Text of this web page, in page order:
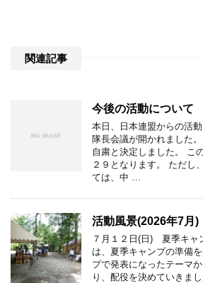
関連記事
今後の活動について
本日、日本連盟からの活
隊長会議が開かれました
自粛と決定しました。 こ
２９となります。 ただし
ては、中 …
活動風景(2026年7月)
７月１２日(日) 夏季キャ
は、夏季キャンプの準備
プで発表になったテーマ
り、配役を決めていきま